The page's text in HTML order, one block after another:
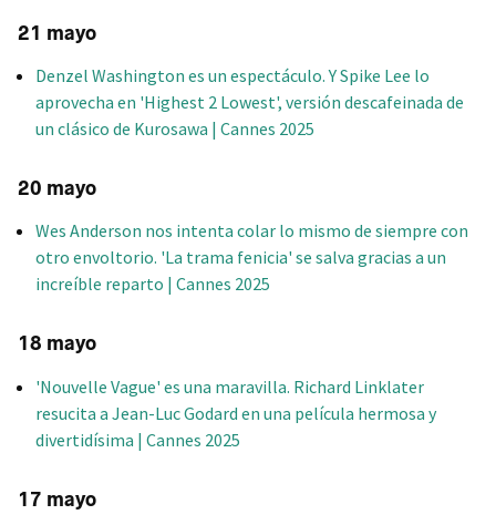
21 mayo
Denzel Washington es un espectáculo. Y Spike Lee lo
aprovecha en 'Highest 2 Lowest', versión descafeinada de
un clásico de Kurosawa | Cannes 2025
20 mayo
Wes Anderson nos intenta colar lo mismo de siempre con
otro envoltorio. 'La trama fenicia' se salva gracias a un
increíble reparto | Cannes 2025
18 mayo
'Nouvelle Vague' es una maravilla. Richard Linklater
resucita a Jean-Luc Godard en una película hermosa y
divertidísima | Cannes 2025
17 mayo